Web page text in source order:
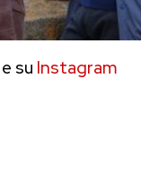
e su Instagram